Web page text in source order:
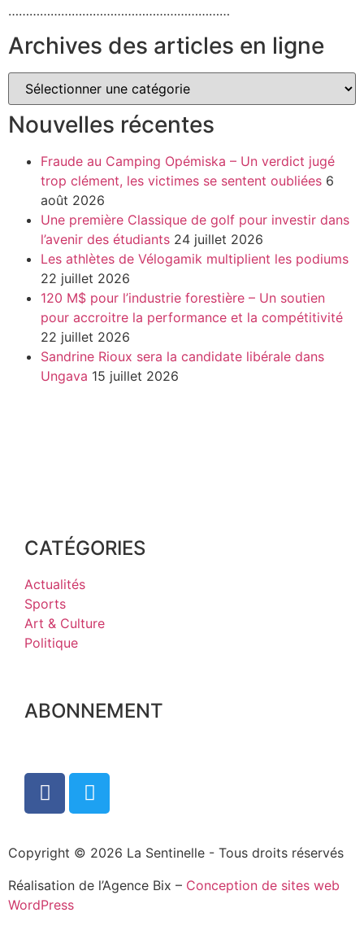
………………………………………………………
Archives des articles en ligne
Nouvelles récentes
Fraude au Camping Opémiska – Un verdict jugé
trop clément, les victimes se sentent oubliées 6
août 2026
Une première Classique de golf pour investir dans
l’avenir des étudiants 24 juillet 2026
Les athlètes de Vélogamik multiplient les podiums
22 juillet 2026
120 M$ pour l’industrie forestière – Un soutien
pour accroitre la performance et la compétitivité
22 juillet 2026
Sandrine Rioux sera la candidate libérale dans
Ungava 15 juillet 2026
CATÉGORIES
Actualités
Sports
Art & Culture
Politique
ABONNEMENT
Copyright © 2026 La Sentinelle - Tous droits réservés
Réalisation de l’Agence Bix – Conception de sites web
WordPress